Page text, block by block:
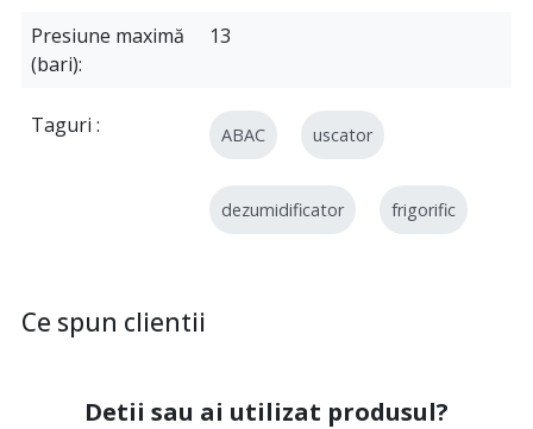
Presiune maximă
(bari)
13
Taguri ABAC uscator
dezumidificator frigorific
Ce spun clientii
Detii sau ai utilizat produsul?